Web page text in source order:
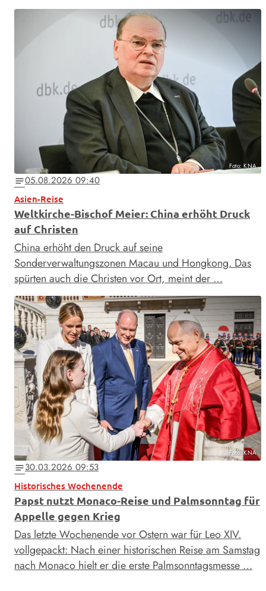
Foto: KNA
notes05.08.2026 09:40
Asien-Reise
Weltkirche-Bischof Meier: China erhöht Druck
auf Christen
China erhöht den Druck auf seine
Sonderverwaltungszonen Macau und Hongkong. Das
spürten auch die Christen vor Ort, meint der …
Foto: KNA
notes30.03.2026 09:53
Historisches Wochenende
Papst nutzt Monaco-Reise und Palmsonntag für
Appelle gegen Krieg
Das letzte Wochenende vor Ostern war für Leo XIV.
vollgepackt: Nach einer historischen Reise am Samstag
nach Monaco hielt er die erste Palmsonntagsmesse …